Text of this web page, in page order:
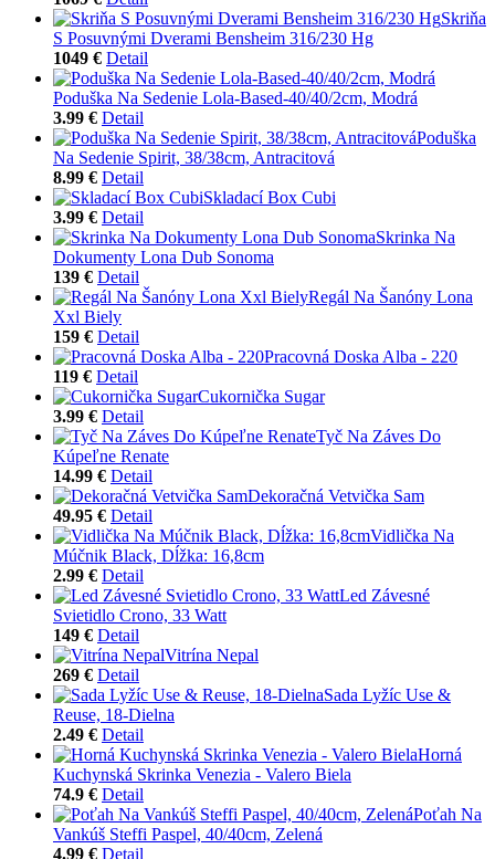
Skriňa
S Posuvnými Dverami Bensheim 316/230 Hg
1049 € Detail
Poduška Na Sedenie Lola-Based-40/40/2cm, Modrá
3.99 € Detail
Poduška
Na Sedenie Spirit, 38/38cm, Antracitová
8.99 € Detail
Skladací Box Cubi
3.99 € Detail
Skrinka Na
Dokumenty Lona Dub Sonoma
139 € Detail
Regál Na Šanóny Lona
Xxl Biely
159 € Detail
Pracovná Doska Alba - 220
119 € Detail
Cukornička Sugar
3.99 € Detail
Tyč Na Záves Do
Kúpeľne Renate
14.99 € Detail
Dekoračná Vetvička Sam
49.95 € Detail
Vidlička Na
Múčnik Black, Dĺžka: 16,8cm
2.99 € Detail
Led Závesné
Svietidlo Crono, 33 Watt
149 € Detail
Vitrína Nepal
269 € Detail
Sada Lyžíc Use &
Reuse, 18-Dielna
2.49 € Detail
Horná
Kuchynská Skrinka Venezia - Valero Biela
74.9 € Detail
Poťah Na
Vankúš Steffi Paspel, 40/40cm, Zelená
4.99 € Detail